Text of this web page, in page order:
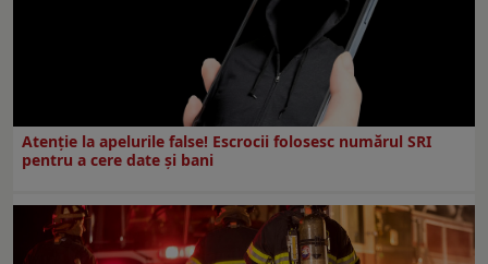
Atenție la apelurile false! Escrocii folosesc numărul SRI
pentru a cere date și bani